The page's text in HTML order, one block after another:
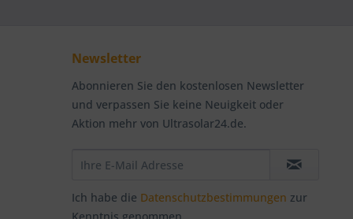
Newsletter
Abonnieren Sie den kostenlosen Newsletter
und verpassen Sie keine Neuigkeit oder
Aktion mehr von Ultrasolar24.de.
Ich habe die Datenschutzbestimmungen zur